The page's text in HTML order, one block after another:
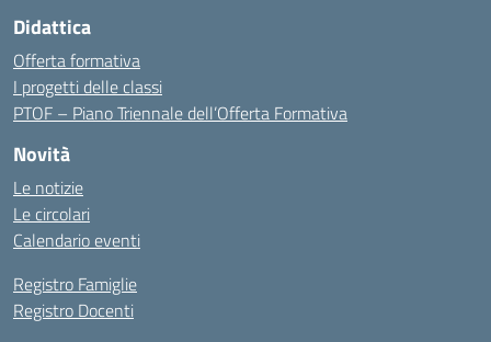
Didattica
Offerta formativa
I progetti delle classi
PTOF – Piano Triennale dell’Offerta Formativa
Novità
Le notizie
Le circolari
Calendario eventi
Registro Famiglie
Registro Docenti